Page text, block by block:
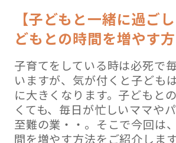
【子どもと一緒に過ご
どもとの時間を増やす方
子育てをしている時は必死で
いますが、気が付くと子ども
に大きくなります。子どもと
くても、毎日が忙しいママや
至難の業・・。そこで今回は
間を増やす方法をご紹介します